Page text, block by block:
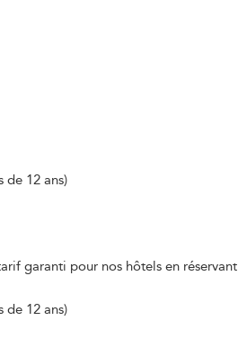
12 ans)
garanti pour nos hôtels en réservant
12 ans)